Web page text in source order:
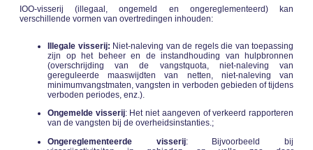
IOO-visserij (illegaal, ongemeld en ongereglementeerd) kan
verschillende vormen van overtredingen inhouden:
Illegale visserij: Niet-naleving van de regels die van toepassing
zijn op het beheer en de instandhouding van hulpbronnen
(overschrijding van de vangstquota, niet-naleving van
gereguleerde maaswijdten van netten, niet-naleving van
minimumvangstmaten, vangsten in verboden gebieden of tijdens
verboden periodes, enz.).
Ongemelde visserij: Het niet aangeven of verkeerd rapporteren
van de vangsten bij de overheidsinstanties.;
Ongereglementeerde visserij: Bijvoorbeeld bij